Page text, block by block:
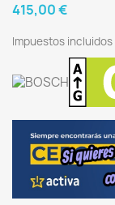
415,00 €
Impuestos incluidos